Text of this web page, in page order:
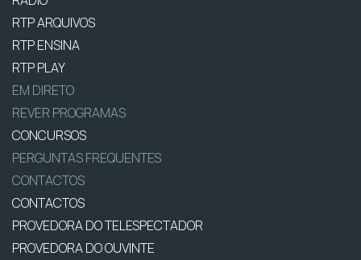
RTP ARQUIVOS
RTP ENSINA
RTP PLAY
EM DIRETO
REVER PROGRAMAS
CONCURSOS
PERGUNTAS FREQUENTES
CONTACTOS
CONTACTOS
PROVEDORA DO TELESPECTADOR
PROVEDORA DO OUVINTE